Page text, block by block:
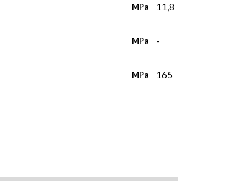
MPa 11,8
MPa -
MPa 165